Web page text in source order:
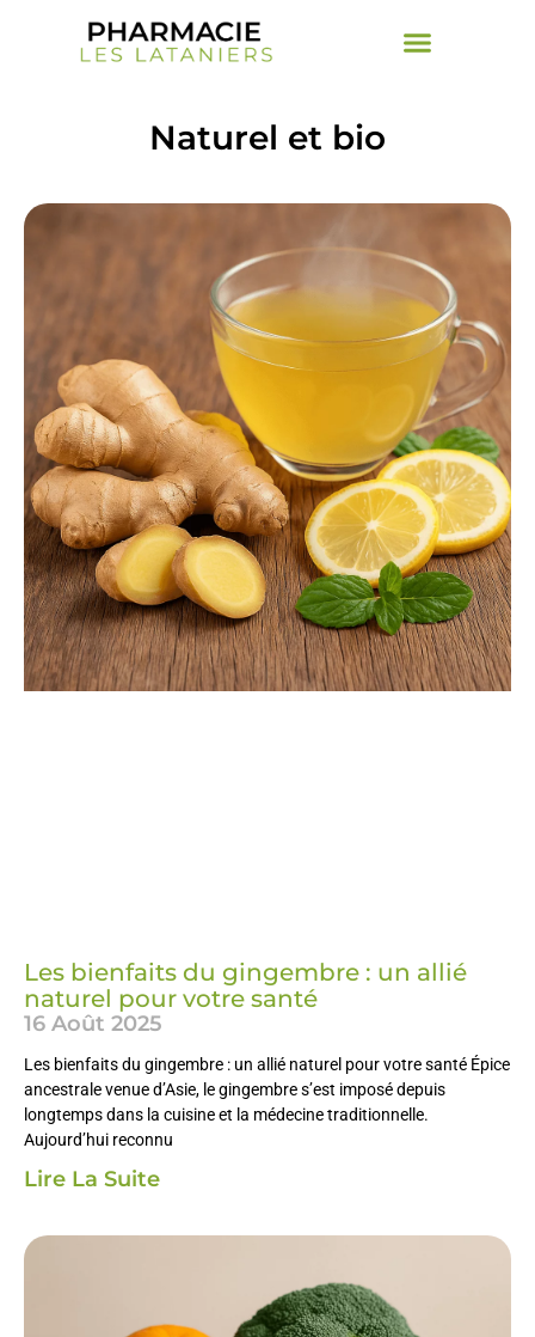
Naturel et bio
Les bienfaits du gingembre : un allié
naturel pour votre santé
16 Août 2025
Les bienfaits du gingembre : un allié naturel pour votre santé Épice
ancestrale venue d’Asie, le gingembre s’est imposé depuis
longtemps dans la cuisine et la médecine traditionnelle.
Aujourd’hui reconnu
Lire La Suite